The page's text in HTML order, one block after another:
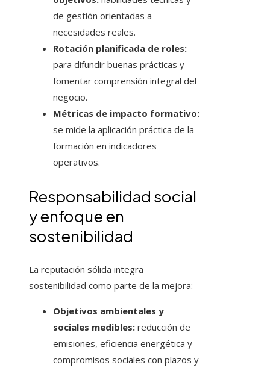
de gestión orientadas a
necesidades reales.
Rotación planificada de roles:
para difundir buenas prácticas y
fomentar comprensión integral del
negocio.
Métricas de impacto formativo:
se mide la aplicación práctica de la
formación en indicadores
operativos.
Responsabilidad social
y enfoque en
sostenibilidad
La reputación sólida integra
sostenibilidad como parte de la mejora:
Objetivos ambientales y
sociales medibles: reducción de
emisiones, eficiencia energética y
compromisos sociales con plazos y